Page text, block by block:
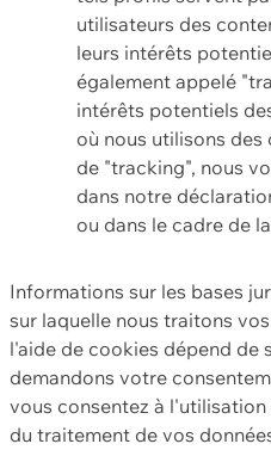
utilisateurs des
leurs intérêts
également appelé
intérêts potentiels
où nous utilisons
de "tracking", nous
dans notre
ou dans le cadre de
Informations sur les bases
sur laquelle nous traitons
l'aide de cookies dépend de
demandons votre
vous consentez à
du traitement de vos